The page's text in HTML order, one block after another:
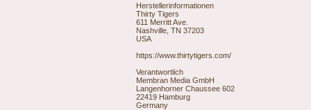
Herstellerinformationen
Thirty Tigers
611 Merritt Ave.
Nashville, TN 37203
USA
https://www.thirtytigers.com/
Verantwortlich
Membran Media GmbH
Langenhorner Chaussee 602
22419 Hamburg
Germany